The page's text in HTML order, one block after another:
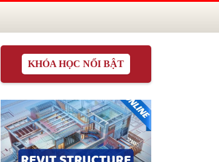
KHÓA HỌC NỔI BẬT